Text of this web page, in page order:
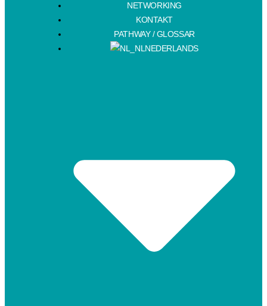
NETWORKING
KONTAKT
PATHWAY / GLOSSAR
NEDERLANDS